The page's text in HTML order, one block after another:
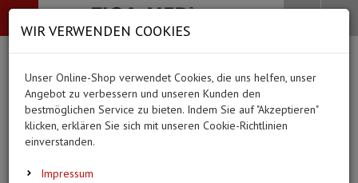
-->
Bekleidung
Alle Kategorien
BEKLEIDUNG
Medizinische Hilfsmittel
Alle Kategorien
MEDIZINISCHE HILFSMITTEL (44
Ergebnisse)
Alle anzeigen
Infusion/Transfusion
Pflege & Alltag
Alle Kategorien
PFLEGE & ALLTAG
Alle Kategorien
DIAGNOSTIK &
Ihr Warenkorb ist momentan leer.
Ergebnisse () Fertig
Menü Search
WIR VERWENDEN COOKIES
Unser Online-Shop verwendet Cookies, die uns helfen, unser
Angebot zu verbessern und unseren Kunden den
bestmöglichen Service zu bieten. Indem Sie auf "Akzeptieren"
klicken, erklären Sie sich mit unseren Cookie-Richtlinien
einverstanden.
Impressum